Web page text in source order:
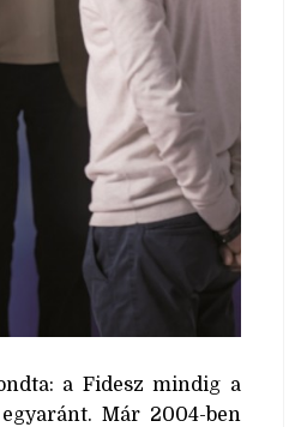
a Fidesz mindig a
Már 2004-ben